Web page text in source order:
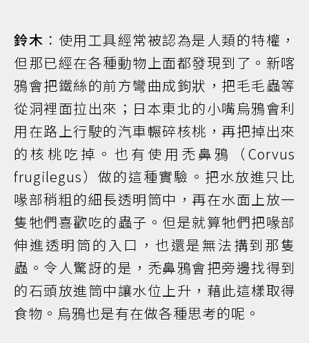
鈴木 ：使用工具經常被認為是人類的特權，
但那已經在各種動物上面都發現到了。新喀
鴉會把鐵絲的前方彎曲成鉤狀，把毛毛蟲等
從洞裡面拉出來；日本東北的小嘴烏鴉會利
用在路上行駛的汽車輾碎核桃，再把掉出來
的核桃吃掉。也有使用禿鼻鴉（Corvus
frugilegus）做的這種實驗。把水放進只比
喙部稍粗的細長透明筒中，再在水面上放一
隻牠們喜歡吃的蟲子。但是就算牠們把喙部
伸進透明筒的入口，也還是無法搆到那隻
蟲。令人驚訝的是，禿鼻鴉會把旁邊找得到
的石頭放進筒中讓水位上升，藉此這樣取得
食物。烏鴉也是有在做各種思考的呢。